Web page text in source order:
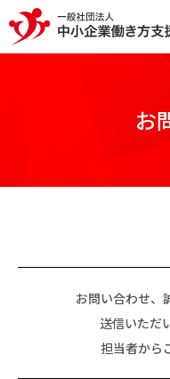
お
お問い合わせ、
送信いただ
担当者から